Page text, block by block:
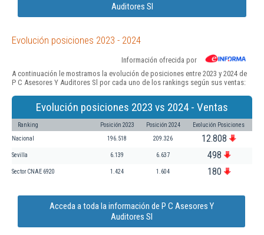
Auditores Sl
Evolución posiciones 2023 - 2024
Información ofrecida por
A continuación le mostramos la evolución de posiciones entre 2023 y 2024 de
P C Asesores Y Auditores Sl por cada uno de los rankings según sus ventas:
Evolución posiciones 2023 vs 2024 - Ventas
Ranking Posición 2023 Posición 2024 Evolución Posiciones
Nacional 196.518 209.326 12.808
Sevilla 6.139 6.637 498
Sector CNAE 6920 1.424 1.604 180
Acceda a toda la información de P C Asesores Y
Auditores Sl